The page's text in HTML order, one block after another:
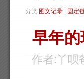
分类:图文记录 固定
早年的
作者:丫呗